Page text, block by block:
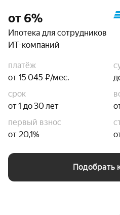
от 6%
Ипотека для сотрудников
ИТ-компаний
платёж
от 15 045 ₽/мес.
срок
от 1 до 30 лет
первый взнос
от 20,1%
Подобрать